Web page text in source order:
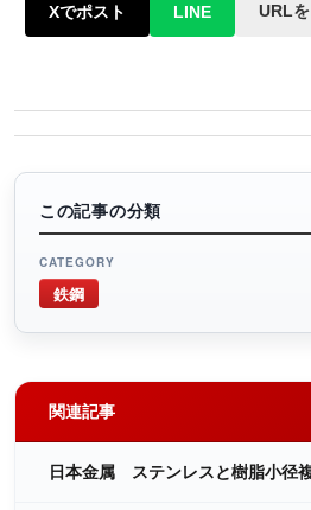
Xでポスト LINE URL
この記事の分類
CATEGORY
鉄鋼
関連記事
日本金属 ステンレスと樹脂小径